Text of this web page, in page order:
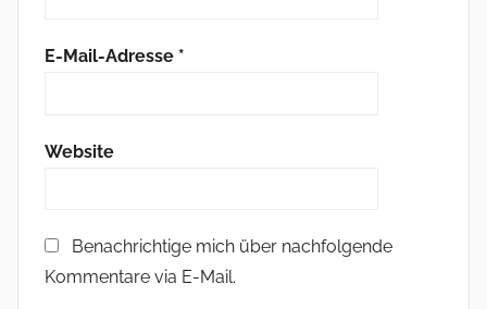
E-Mail-Adresse *
Website
Benachrichtige mich über nachfolgende
Kommentare via E-Mail.